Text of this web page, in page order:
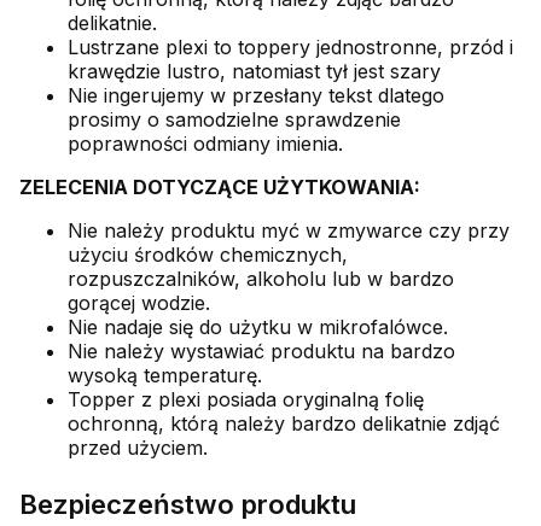
delikatnie.
Lustrzane plexi to toppery jednostronne, przód i
krawędzie lustro, natomiast tył jest szary
Nie ingerujemy w przesłany tekst dlatego
prosimy o samodzielne sprawdzenie
poprawności odmiany imienia.
ZELECENIA DOTYCZĄCE UŻYTKOWANIA:
Nie należy produktu myć w zmywarce czy przy
użyciu środków chemicznych,
rozpuszczalników, alkoholu lub w bardzo
gorącej wodzie.
Nie nadaje się do użytku w mikrofalówce.
Nie należy wystawiać produktu na bardzo
wysoką temperaturę.
Topper z plexi posiada oryginalną folię
ochronną, którą należy bardzo delikatnie zdjąć
przed użyciem.
Bezpieczeństwo produktu